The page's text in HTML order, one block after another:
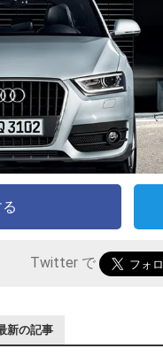
Twitter で
新の記事